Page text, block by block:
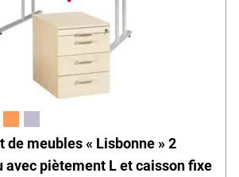
de meubles « Lisbonne » 2
avec piètement L et caisson fixe